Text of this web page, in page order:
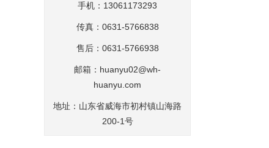
手机：13061173293
传真：0631-5766838
售后：0631-5766938
邮箱： huanyu02@wh-
huanyu.com
地址：山东省威海市初村镇山海路
200-1号